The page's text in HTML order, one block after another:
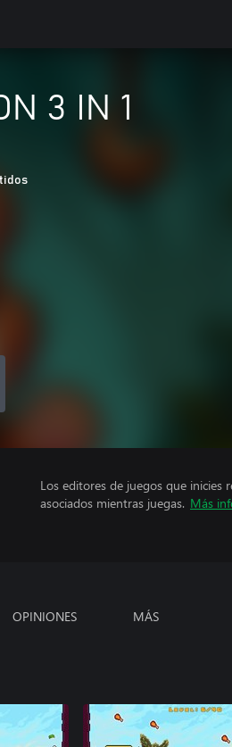
3 IN 1
Los editores de juegos que inicies
asociados mientras juegas. Más
OPINIONES MÁS